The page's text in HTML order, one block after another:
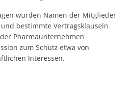
wurden Namen der Mitglieder
bestimmte Vertragsklauseln
Pharmaunternehmen
zum Schutz etwa von
Interessen.